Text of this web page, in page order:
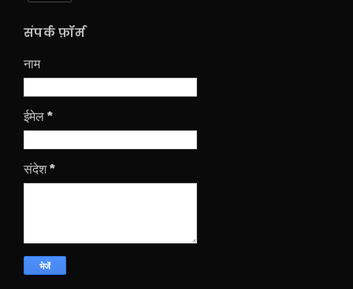
संपर्क फ़ॉर्म
नाम
ईमेल*
संदेश*